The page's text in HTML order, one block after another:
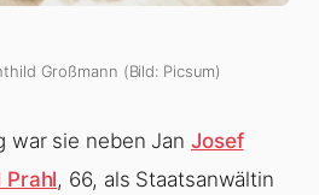
Großmann (Bild: Picsum)
war sie neben JanJosef
Prahl, 66, als Staatsanwältin